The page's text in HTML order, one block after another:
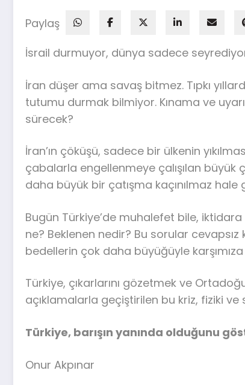
Paylaş
İsrail durmuyor, dünya sadece
İran düşer ama savaş bitmez. Tıpkı
tutumu durmak bilmiyor. Kınama ve
sürecek?
İran’ın çöküşü, sadece bir ülkenin
çabalarla engellenmeye çalışılan büyük
daha büyük bir çatışma kaçınılmaz hale
Bugün Türkiye’de muhalefet bile,
ne? Beklenen nedir? Bu sorular
bedellerin çok daha büyüğüyle
Türkiye, çıkarlarını gözetmek ve
açıklamalarla geçiştirilen bu kriz, fiziki
Türkiye, barışın yanında olduğunu
Onur Akpınar